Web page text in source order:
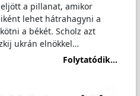
a pillanat, amikor
lehet hátrahagyni a
a békét. Scholz azt
ukrán elnökkel…
Folytatódik...